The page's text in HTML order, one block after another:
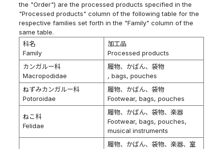
the "Order") are the processed products specified in the
"Processed products" column of the following table for the
respective families set forth in the "Family" column of the
same table.
科名
Family
加工品
Processed products
カンガルー科
Macropodidae
履物、かばん、袋物
, bags, pouches
ねずみカンガルー科
Potoroidae
履物、かばん、袋物
Footwear, bags, pouches
ねこ科
Felidae
履物、かばん、袋物、楽器
Footwear, bags, pouches,
musical instruments
履物、かばん、袋物、楽器、室